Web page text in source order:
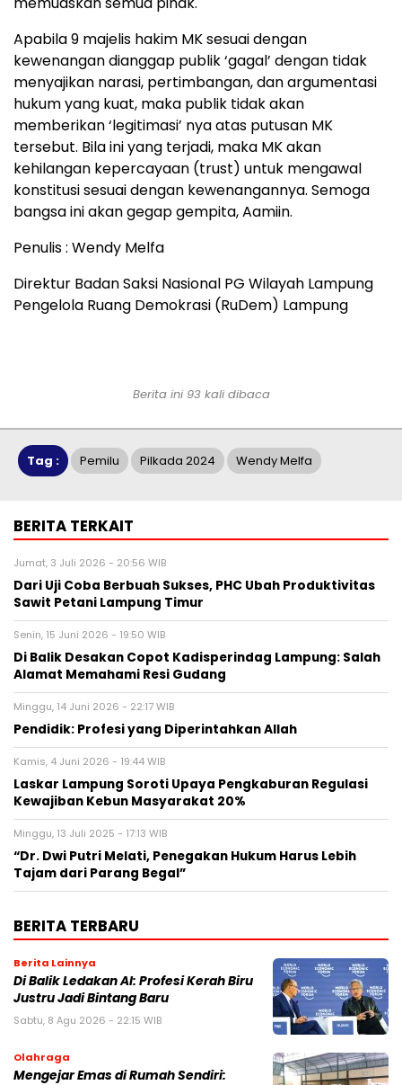
Apabila 9 majelis hakim MK sesuai dengan
kewenangan dianggap publik ‘gagal’ dengan tidak
menyajikan narasi, pertimbangan, dan argumentasi
hukum yang kuat, maka publik tidak akan
memberikan ‘legitimasi’ nya atas putusan MK
tersebut. Bila ini yang terjadi, maka MK akan
kehilangan kepercayaan (trust) untuk mengawal
konstitusi sesuai dengan kewenangannya. Semoga
bangsa ini akan gegap gempita, Aamiin.
Penulis : Wendy Melfa
Direktur Badan Saksi Nasional PG Wilayah Lampung
Pengelola Ruang Demokrasi (RuDem) Lampung
Berita ini 93 kali dibaca
Tag : Pemilu Pilkada 2024 Wendy Melfa
BERITA TERKAIT
Jumat, 3 Juli 2026 - 20:56 WIB
Dari Uji Coba Berbuah Sukses, PHC Ubah Produktivitas
Sawit Petani Lampung Timur
Senin, 15 Juni 2026 - 19:50 WIB
Di Balik Desakan Copot Kadisperindag Lampung: Salah
Alamat Memahami Resi Gudang
Minggu, 14 Juni 2026 - 22:17 WIB
Pendidik: Profesi yang Diperintahkan Allah
Kamis, 4 Juni 2026 - 19:44 WIB
Laskar Lampung Soroti Upaya Pengkaburan Regulasi
Kewajiban Kebun Masyarakat 20%
Minggu, 13 Juli 2025 - 17:13 WIB
“Dr. Dwi Putri Melati, Penegakan Hukum Harus Lebih
Tajam dari Parang Begal”
BERITA TERBARU
Berita Lainnya
Di Balik Ledakan AI: Profesi Kerah Biru
Justru Jadi Bintang Baru
Sabtu, 8 Agu 2026 - 22:15 WIB
Olahraga
Mengejar Emas di Rumah Sendiri: